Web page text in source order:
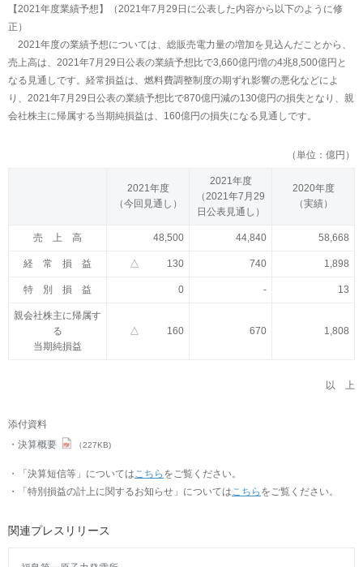
【2021年度業績予想】（2021年7月29日に公表した内容から以下のように修
正）
2021年度の業績予想については、総販売電力量の増加を見込んだことから、
売上高は、2021年7月29日公表の業績予想比で3,660億円増の4兆8,500億円と
なる見通しです。経常損益は、燃料費調整制度の期ずれ影響の悪化などによ
り、2021年7月29日公表の業績予想比で870億円減の130億円の損失となり、親
会社株主に帰属する当期純損益は、160億円の損失になる見通しです。
（単位：億円）
2021年度
（今回見通し）
2021年度
（2021年7月29
日公表見通し）
2020年度
（実績）
売 上 高 48,500 44,840 58,668
経 常 損 益 △ 130 740 1,898
特 別 損 益 0 - 13
親会社株主に帰属す
る
当期純損益
△ 160 670 1,808
以 上
添付資料
決算概要
（227KB)
・「決算短信等」についてはこちら をご覧ください。
・「特別損益の計上に関するお知らせ」についてはこちら をご覧ください。
関連プレスリリース